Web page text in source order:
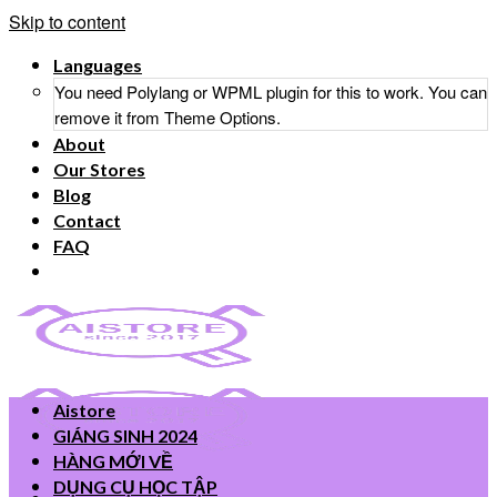
Skip to content
Languages
You need Polylang or WPML plugin for this to work. You can
remove it from Theme Options.
About
Our Stores
Blog
Contact
FAQ
Aistore
GIÁNG SINH 2024
HÀNG MỚI VỀ
DỤNG CỤ HỌC TẬP